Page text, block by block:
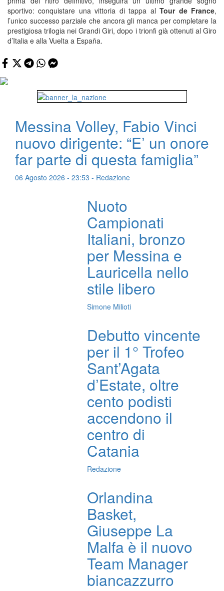
sportivo: conquistare una vittoria di tappa alTour de France,
l’unico successo parziale che ancora gli manca per completare la
prestigiosa trilogia nei Grandi Giri, dopo i trionfi già ottenuti al Giro
d’Italia e alla Vuelta a España.
Messina Volley, Fabio Vinci
nuovo dirigente: “E’ un onore
far parte di questa famiglia”
06 Agosto 2026 - 23:53 - Redazione
Nuoto
Campionati
Italiani, bronzo
per Messina e
Lauricella nello
stile libero
Simone Milioti
Debutto vincente
per il 1° Trofeo
Sant’Agata
d’Estate, oltre
cento podisti
accendono il
centro di
Catania
Redazione
Orlandina
Basket,
Giuseppe La
Malfa è il nuovo
Team Manager
biancazzurro